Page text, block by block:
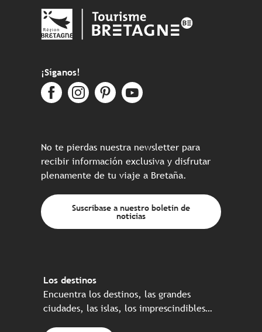
¡Síganos!
No te pierdas nuestra newsletter para
recibir información exclusiva y disfrutar
plenamente de tu viaje a Bretaña.
Suscríbase a nuestro boletín de
noticias
Los destinos
Encuentra los destinos, las grandes
ciudades, las islas, los imprescindibles…